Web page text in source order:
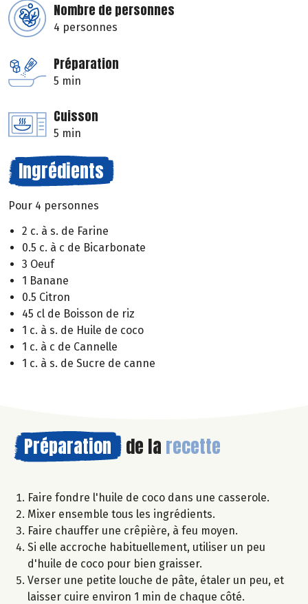
Nombre de personnes
4 personnes
Préparation
5 min
Cuisson
5 min
Ingrédients
Pour 4 personnes
2 c. à s. de Farine
0.5 c. à c de Bicarbonate
3 Oeuf
1 Banane
0.5 Citron
45 cl de Boisson de riz
1 c. à s. de Huile de coco
1 c. à c de Cannelle
1 c. à s. de Sucre de canne
Préparation de la recette
Faire fondre l'huile de coco dans une casserole.
Mixer ensemble tous les ingrédients.
Faire chauffer une crêpière, à feu moyen.
Si elle accroche habituellement, utiliser un peu
d'huile de coco pour bien graisser.
Verser une petite louche de pâte, étaler un peu, et
laisser cuire environ 1 min de chaque côté.